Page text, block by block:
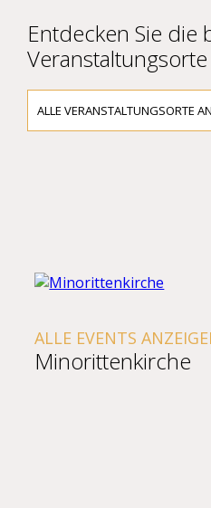
Entdecken Sie die
ALLE VERANSTALTUNGSORTE
ALLE EVENTS
Minorittenkirche